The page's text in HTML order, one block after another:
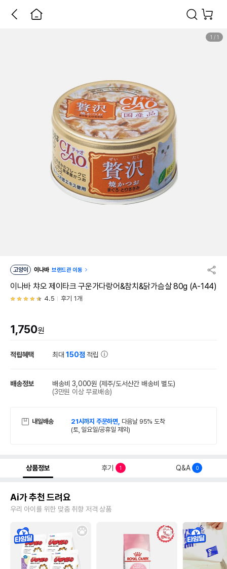
1 / 1
고양이 이나바 브랜드관 이동
이나바 챠오 제이타크 구운가다랑어&참치&닭가슴살 80g (A-144)
4.5 후기 1개
1,750원
적립혜택 최대150점 적립
배송정보 배송비 3,000원 (제주/도서산간 배송비 별도)
(3만원 이상 무료배송)
내일배송 21시까지 주문하면, 다음날 95% 도착
(토, 일요일/공휴일 제외)
상품정보 후기 1 Q&A 0
Ai가 추천 드려요
우리 아이를 위한 맞춤 취향 저격 상품